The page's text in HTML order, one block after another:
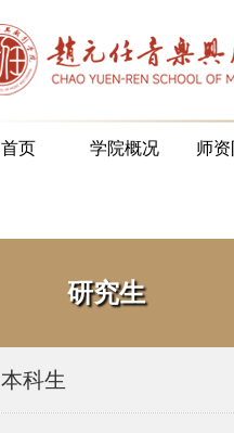
首页 学院概况 师
研究生
本科生